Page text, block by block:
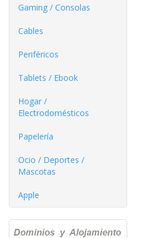
Gaming / Consolas
Cables
Periféricos
Tablets / Ebook
Hogar /
Electrodomésticos
Papelería
Ocio / Deportes /
Mascotas
Apple